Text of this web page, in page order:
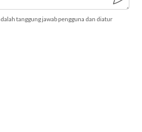
tanggung jawab pengguna dan diatur